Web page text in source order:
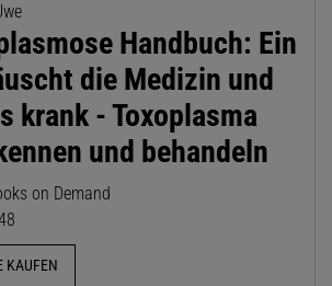
Handbuch: Ein
die Medizin und
krank - Toxoplasma
und behandeln
on Demand
KAUFEN